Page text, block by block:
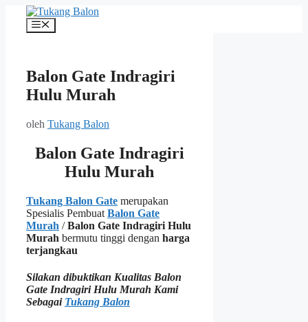
Langsung
Menu
Balon Gate Indragiri
Hulu Murah
oleh Tukang Balon
Balon Gate Indragiri
Hulu Murah
Tukang Balon Gate merupakan
Spesialis Pembuat Balon Gate
Murah /Balon Gate Indragiri Hulu
Murah bermutu tinggi dengan harga
terjangkau
Silakan dibuktikan Kualitas Balon
Gate Indragiri Hulu Murah Kami
Sebagai Tukang Balon